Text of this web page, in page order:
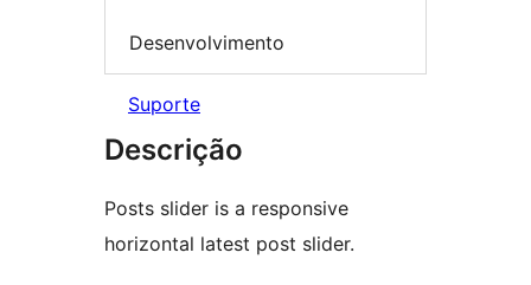
Desenvolvimento
Suporte
Descrição
Posts slider is a responsive
horizontal latest post slider.